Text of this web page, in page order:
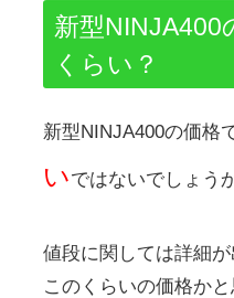
新型NINJA400
くらい？
新型NINJA400の価格
いではないでしょう
値段に関しては詳細
このくらいの価格かと